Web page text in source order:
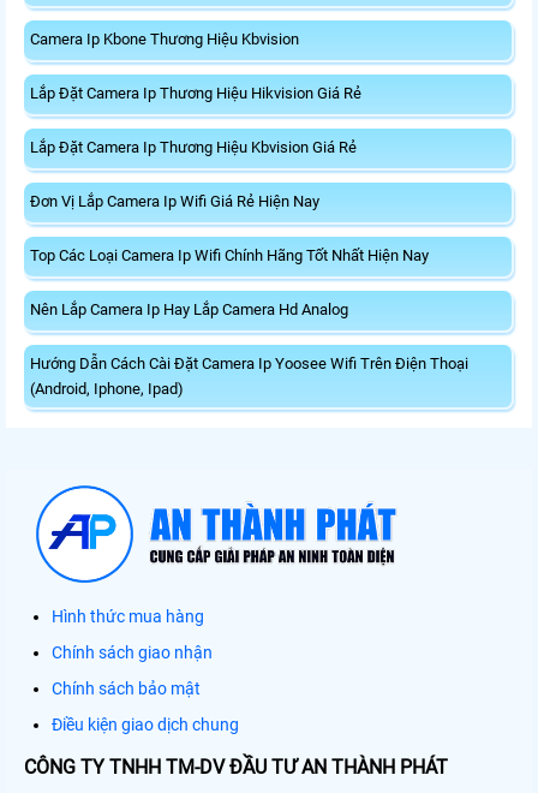
Camera Ip Kbone Thương Hiệu Kbvision
Lắp Đặt Camera Ip Thương Hiệu Hikvision Giá Rẻ
Lắp Đặt Camera Ip Thương Hiệu Kbvision Giá Rẻ
Đơn Vị Lắp Camera Ip Wifi Giá Rẻ Hiện Nay
Top Các Loại Camera Ip Wifi Chính Hãng Tốt Nhất Hiện Nay
Nên Lắp Camera Ip Hay Lắp Camera Hd Analog
Hướng Dẫn Cách Cài Đặt Camera Ip Yoosee Wifi Trên Điện Thoại
(Android, Iphone, Ipad)
Hình thức mua hàng
Chính sách giao nhận
Chính sách bảo mật
Điều kiện giao dịch chung
CÔNG TY TNHH TM-DV ĐẦU TƯ AN THÀNH PHÁT